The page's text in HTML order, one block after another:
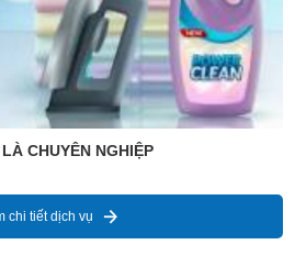
CHUYÊN NGHIỆP
chi tiết dịch vụ